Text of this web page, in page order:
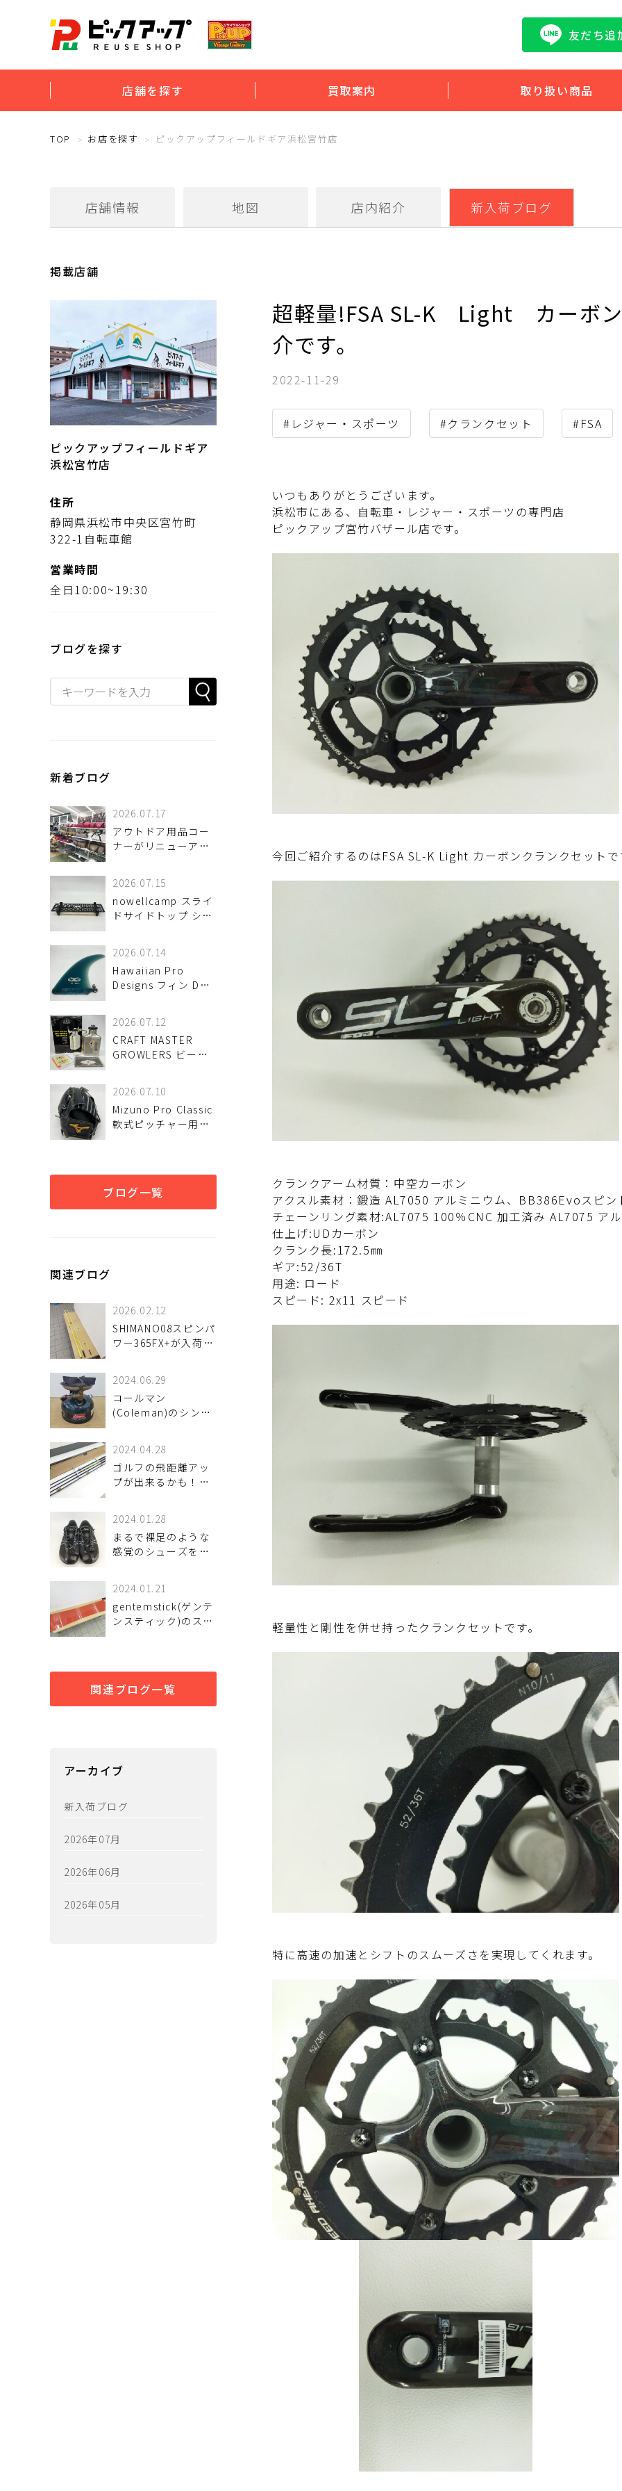
友だち追
店舗を探す 買取案内 取り扱い商品
TOP お店を探す ピックアップフィールドギア浜松宮竹店
店舗情報 地図 店内紹介 新入荷ブログ
掲載店舗
ピックアップフィールドギア
浜松宮竹店
住所
静岡県浜松市中央区宮竹町
322-1自転車館
営業時間
全日10:00~19:30
ブログを探す
新着ブログ
2026.07.17
アウトドア用品コー
ナーがリニューアル
2026.07.15
nowellcamp スライ
ドサイドトップ シェ
2026.07.14
Hawaiian Pro
Designs フィン DT
した♪
2026.07.12
CRAFT MASTER
GROWLERS ビール
2026.07.10
Mizuno Pro Classic
軟式ピッチャー用グ
ブログ一覧
関連ブログ
2026.02.12
SHIMANO08スピンパ
ワー365FX+が入荷致
2024.06.29
コールマン
(Coleman)のシング
ました！
2024.04.28
ゴルフの飛距離アッ
プが出来るかも！？
2024.01.28
まるで裸足のような
感覚のシューズを入
2024.01.21
gentemstick(ゲンテ
ンスティック)のスノ
関連ブログ一覧
アーカイブ
新入荷ブログ
2026年07月
2026年06月
2026年05月
超軽量!FSA SL-K Light カーボ
介です。
2022-11-29
#レジャー・スポーツ #クランクセット #FSA
いつもありがとうございます。
浜松市にある、自転車・レジャー・スポーツの専門店
ピックアップ宮竹バザール店です。
今回ご紹介するのはFSA SL-K Light カーボンクランクセットで
クランクアーム材質：中空カーボン
アクスル素材：鍛造 AL7050 アルミニウム、BB386Evoスピン
チェーンリング素材:AL7075 100％CNC 加工済み AL7075 ア
仕上げ:UDカーボン
クランク長:172.5㎜
ギア:52/36T
用途: ロード
スピード: 2x11 スピード
軽量性と剛性を併せ持ったクランクセットです。
特に高速の加速とシフトのスムーズさを実現してくれます。